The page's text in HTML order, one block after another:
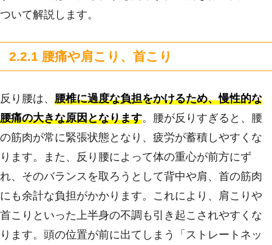
ついて解説します。
2.2.1 腰痛や肩こり、首こり
反り腰は、 腰椎に過度な負担をかけるため、慢性的な
腰痛の大きな原因となります。腰が反りすぎると、腰
の筋肉が常に緊張状態となり、疲労が蓄積しやすくな
ります。また、反り腰によって体の重心が前方にず
れ、そのバランスを取ろうとして背中や肩、首の筋肉
にも余計な負担がかかります。これにより、肩こりや
首こりといった上半身の不調も引き起こされやすくな
ります。頭の位置が前に出てしまう「ストレートネッ